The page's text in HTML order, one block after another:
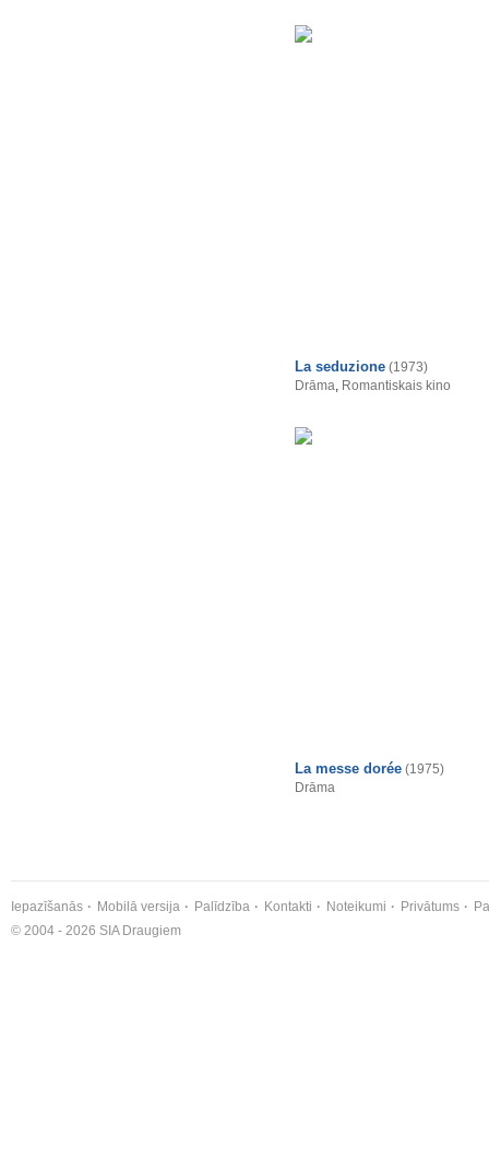
La seduzione (1973)
Drāma, Romantiskais kino
La messe dorée (1975)
Drāma
Iepazīšanās Mobilā versija Palīdzība Kontakti Noteikumi Privātums
© 2004 - 2026 SIA Draugiem